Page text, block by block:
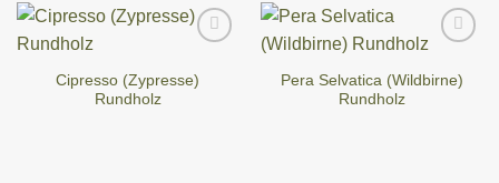
Cipresso (Zypresse)
Rundholz
Pera Selvatica (Wildbirne)
Rundholz